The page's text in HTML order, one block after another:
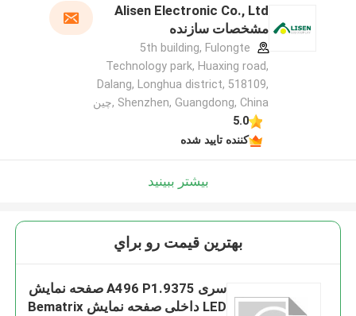
Alisen Electronic Co., Ltd
مشخصات سازنده
5th building, Fulongte
Technology park, Huaxing road,
Dalang, Longhua district, 518109,
Shenzhen, Guangdong, China ,چین
5.0
کننده تایید شده
بیشتر ببینید
بهترين قيمت رو براي
سری A496 P1.9375 صفحه نمایش
LED داخلی صفحه نمایش Bematrix